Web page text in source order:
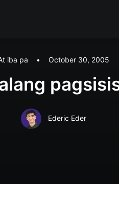
iba pa • October 30, 2005
Ederic Eder